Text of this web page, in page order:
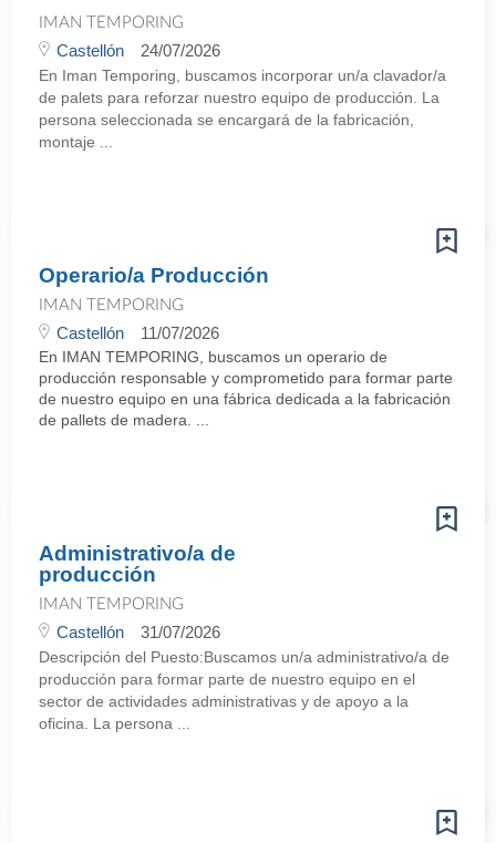
IMAN TEMPORING
Castellón 24/07/2026
En Iman Temporing, buscamos incorporar un/a clavador/a
de palets para reforzar nuestro equipo de producción. La
persona seleccionada se encargará de la fabricación,
montaje ...
Operario/a Producción
IMAN TEMPORING
Castellón 11/07/2026
En IMAN TEMPORING, buscamos un operario de
producción responsable y comprometido para formar parte
de nuestro equipo en una fábrica dedicada a la fabricación
de pallets de madera. ...
Administrativo/a de
producción
IMAN TEMPORING
Castellón 31/07/2026
Descripción del Puesto:Buscamos un/a administrativo/a de
producción para formar parte de nuestro equipo en el
sector de actividades administrativas y de apoyo a la
oficina. La persona ...